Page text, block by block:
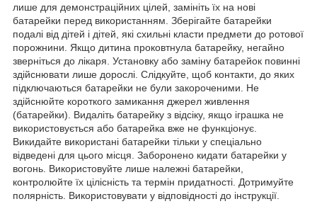
лише для демонстраційних цілей, замініть їх на нові
батарейки перед використанням. Зберігайте батарейки
подалі від дітей і дітей, які схильні класти предмети до ротової
порожнини. Якщо дитина проковтнула батарейку, негайно
зверніться до лікаря. Установку або заміну батарейок повинні
здійснювати лише дорослі. Слідкуйте, щоб контакти, до яких
підключаються батарейки не були закороченими. Не
здійснюйте короткого замикання джерел живлення
(батарейки). Видаліть батарейку з відсіку, якщо іграшка не
використовується або батарейка вже не функціонує.
Викидайте використані батарейки тільки у спеціально
відведені для цього місця. Заборонено кидати батарейки у
вогонь. Використовуйте лише належні батарейки,
контролюйте їх цілісність та термін придатності. Дотримуйте
полярність. Використовувати у відповідності до інструкції.